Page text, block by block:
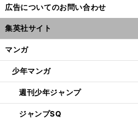
広告についてのお問い合わせ
集英社サイト
マンガ
少年マンガ
週刊少年ジャンプ
ジャンプSQ